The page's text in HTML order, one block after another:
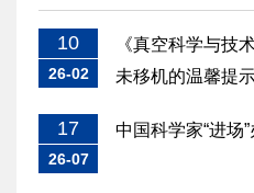
10
26-02
《真空科学与技
未移机的温馨提
17
26-07
中国科学家“进场”